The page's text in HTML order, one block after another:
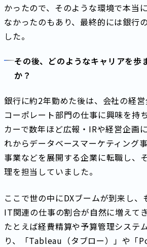
かったので、そのような環境で本当
なかったのもあり、最終的には銀行
した。
その後、どのようなキャリアを歩
か？
銀行に約2年勤めた後は、会社の経
コーポレート部門の仕事に興味を持
カーで数年ほど広報・IRや経営企画
れからデータベースマーケティング
事業などを展開する企業に転職し、
理を担当していました。
ここで世の中にDXブームが到来し、
IT関連の仕事の割合が自然に増えてき
たとえば経費精算や予算管理システ
り、「Tableau（タブロー）」や「